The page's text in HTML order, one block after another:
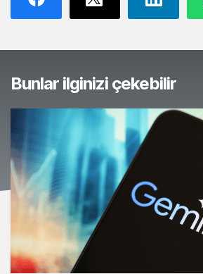
Bunlar ilginizi çekebilir